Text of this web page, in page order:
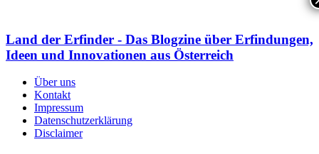
Land der Erfinder - Das Blogzine über Erfindungen,
Ideen und Innovationen aus Österreich
Über uns
Kontakt
Impressum
Datenschutzerklärung
Disclaimer